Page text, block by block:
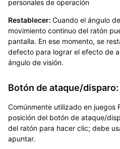
personales de operación
Restablecer: Cuando el ángulo
movimiento continuo del ratón
pantalla. En ese momento, se
defecto para lograr el efecto de
ángulo de visión.
Botón de ataque/disparo:
Comúnmente utilizado en juegos
posición del botón de ataque/
del ratón para hacer clic; debe
apuntar.